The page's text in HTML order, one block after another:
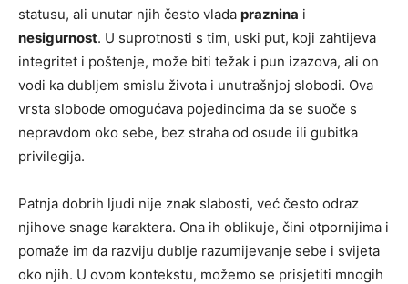
statusu, ali unutar njih često vlada praznina i
nesigurnost. U suprotnosti s tim, uski put, koji zahtijeva
integritet i poštenje, može biti težak i pun izazova, ali on
vodi ka dubljem smislu života i unutrašnjoj slobodi. Ova
vrsta slobode omogućava pojedincima da se suoče s
nepravdom oko sebe, bez straha od osude ili gubitka
privilegija.
Patnja dobrih ljudi nije znak slabosti, već često odraz
njihove snage karaktera. Ona ih oblikuje, čini otpornijima i
pomaže im da razviju dublje razumijevanje sebe i svijeta
oko njih. U ovom kontekstu, možemo se prisjetiti mnogih